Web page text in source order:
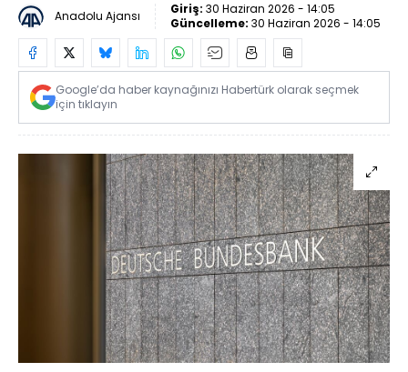
Anadolu Ajansı Giriş: 30 Haziran 2026 - 14:05
Güncelleme: 30 Haziran 2026 - 14:05
Google’da haber kaynağınızı Habertürk olarak seçmek
için tıklayın